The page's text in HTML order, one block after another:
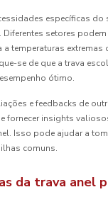
específicas do
Diferentes setores
temperaturas extremas
se de que a trava
ótimo.
e feedbacks de
fornecer insights
Isso pode ajudar a
comuns.
da trava anel